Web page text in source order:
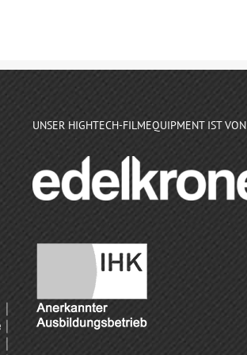
|
|
|
UNSER HIGHTECH-FILMEQUIPMENT IST VON